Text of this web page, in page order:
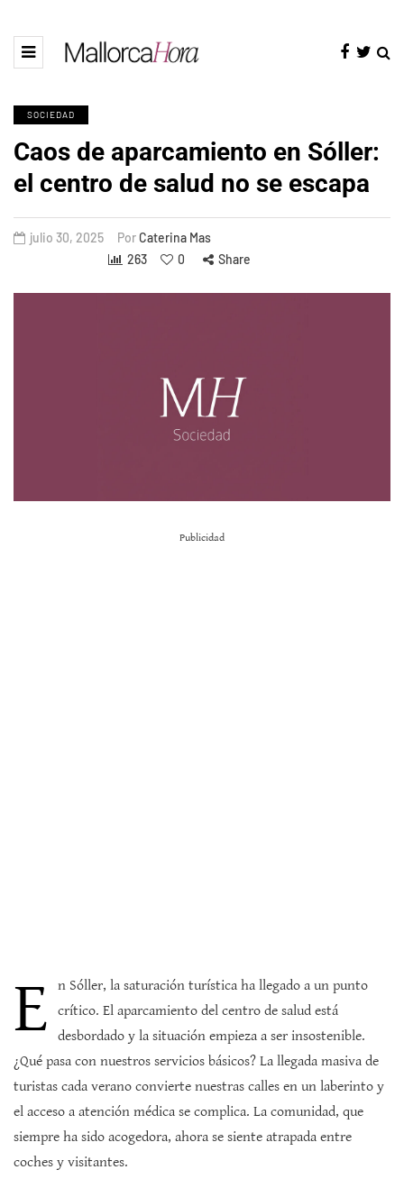
SOCIEDAD
Caos de aparcamiento en Sóller:
el centro de salud no se escapa
julio 30, 2025 PorCaterina Mas
263
0 Share
Publicidad
E
n Sóller, la saturación turística ha llegado a un punto
crítico. El aparcamiento del centro de salud está
desbordado y la situación empieza a ser insostenible.
¿Qué pasa con nuestros servicios básicos? La llegada masiva de
turistas cada verano convierte nuestras calles en un laberinto y
el acceso a atención médica se complica. La comunidad, que
siempre ha sido acogedora, ahora se siente atrapada entre
coches y visitantes.